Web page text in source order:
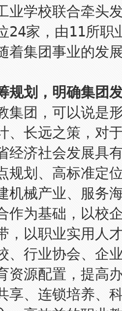
业学校联合牵头
24家，由11所职
着集团事业的发
划，明确集团
团，可以说是形
、长远之策，对
经济社会发展具
规划、高标准定
机械产业、服务
作为基础，以校
，以职业实用人
、行业协会、企
资源配置，提高
享、连锁培养、